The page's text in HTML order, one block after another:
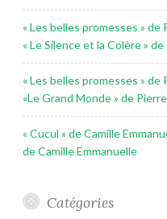
« Les belles promesses »
« Le Silence et la Colère »
« Les belles promesses »
«Le Grand Monde » de
« Cucul » de Camille
de Camille Emmanuelle
Catégories